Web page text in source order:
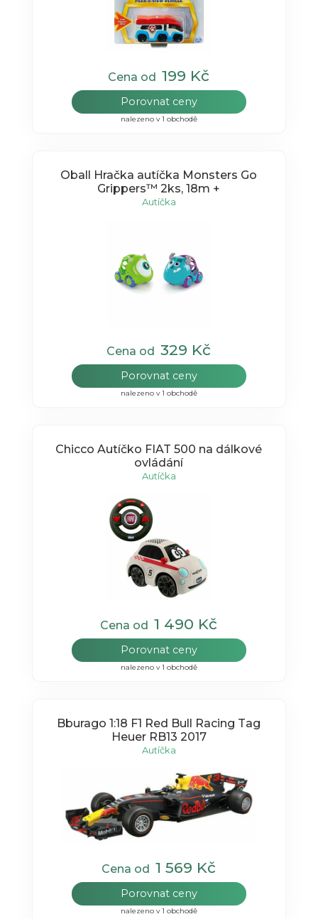
Cena od199 Kč
Porovnat ceny
nalezeno v 1 obchodě
Oball Hračka autíčka Monsters Go
Grippers™ 2ks, 18m +
Autíčka
Cena od329 Kč
Porovnat ceny
nalezeno v 1 obchodě
Chicco Autíčko FIAT 500 na dálkové
ovládání
Autíčka
Cena od1 490 Kč
Porovnat ceny
nalezeno v 1 obchodě
Bburago 1:18 F1 Red Bull Racing Tag
Heuer RB13 2017
Autíčka
Cena od1 569 Kč
Porovnat ceny
nalezeno v 1 obchodě